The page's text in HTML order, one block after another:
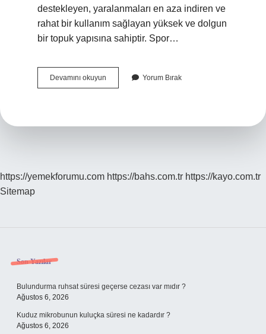
destekleyen, yaralanmaları en aza indiren ve
rahat bir kullanım sağlayan yüksek ve dolgun
bir topuk yapısına sahiptir. Spor…
Devamını okuyun
Ayakkabısı
Yorum Bırak
https://yemekforumu.com https://bahs.com.tr https://kayo.com.tr
Sitemap
Sidebar
Son Yazılar
Bulundurma ruhsat süresi geçerse cezası var mıdır ?
Ağustos 6, 2026
Kuduz mikrobunun kuluçka süresi ne kadardır ?
Ağustos 6, 2026